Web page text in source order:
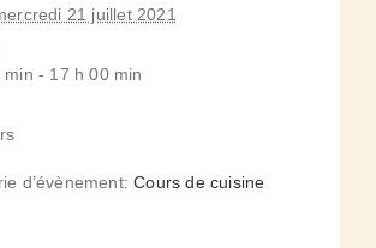
21 juillet 2021
min - 17 h 00 min
d’évènement: Cours de cuisine